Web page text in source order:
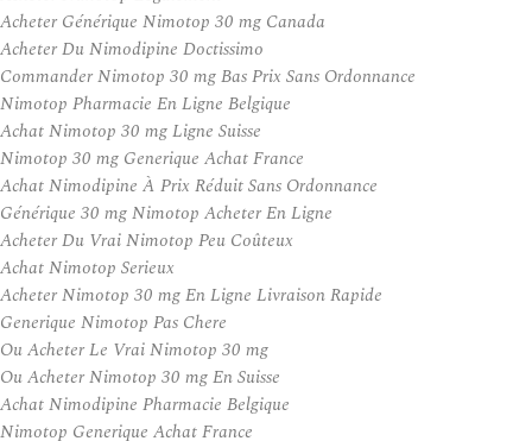
Acheter Générique Nimotop 30 mg Canada
Acheter Du Nimodipine Doctissimo
Commander Nimotop 30 mg Bas Prix Sans Ordonnance
Nimotop Pharmacie En Ligne Belgique
Achat Nimotop 30 mg Ligne Suisse
Nimotop 30 mg Generique Achat France
Achat Nimodipine À Prix Réduit Sans Ordonnance
Générique 30 mg Nimotop Acheter En Ligne
Acheter Du Vrai Nimotop Peu Coûteux
Achat Nimotop Serieux
Acheter Nimotop 30 mg En Ligne Livraison Rapide
Generique Nimotop Pas Chere
Ou Acheter Le Vrai Nimotop 30 mg
Ou Acheter Nimotop 30 mg En Suisse
Achat Nimodipine Pharmacie Belgique
Nimotop Generique Achat France